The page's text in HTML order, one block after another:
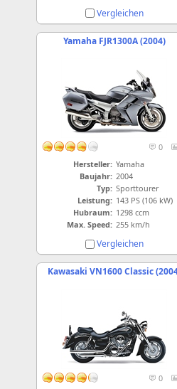
Vergleichen
Yamaha FJR1300A (2004)
0
Hersteller: Yamaha
Baujahr: 2004
Typ: Sporttourer
Leistung: 143 PS (106 kW)
Hubraum: 1298 ccm
Max. Speed: 255 km/h
Vergleichen
Kawasaki VN1600 Classic
0